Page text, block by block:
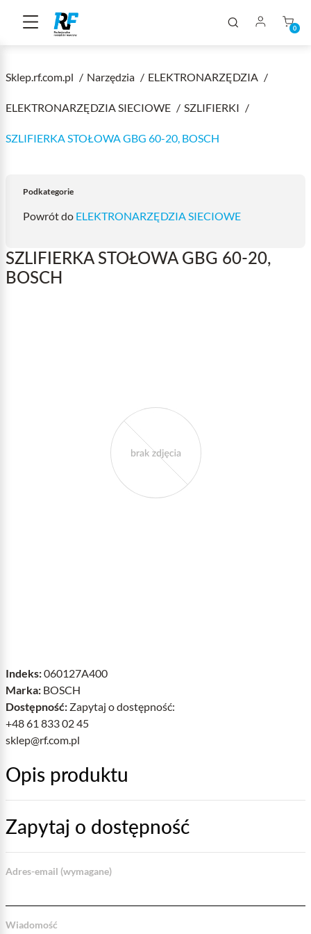
0
Sklep.rf.com.pl Narzędzia ELEKTRONARZĘDZIA
ELEKTRONARZĘDZIA SIECIOWE SZLIFIERKI
SZLIFIERKA STOŁOWA GBG 60-20, BOSCH
Podkategorie
Powrót do ELEKTRONARZĘDZIA SIECIOWE
SZLIFIERKA STOŁOWA GBG 60-20,
BOSCH
Indeks:060127A400
Marka: BOSCH
Dostępność: Zapytaj o dostępność:
+48 61 833 02 45
sklep@rf.com.pl
Opis produktu
Zapytaj o dostępność
Adres-email (wymagane)
Wiadomość